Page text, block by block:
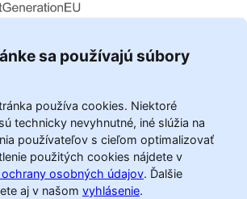
sa používajú súbory
používa cookies. Niektoré
technicky nevyhnutné, iné slúžia na
používateľov s cieľom optimalizovať
použitých cookies nájdete v
osobných údajov. Ďalšie
aj v našom vyhlásenie.